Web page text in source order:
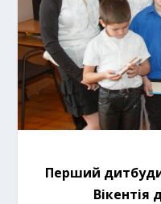
Перший
Вікентія